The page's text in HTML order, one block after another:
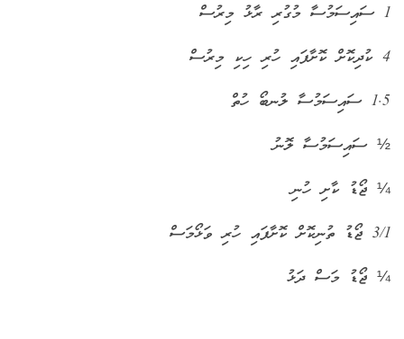
1 ސައިސަމުސާ މުގުރި ރާޅު މިރުސް
4 ކުދިކޮށް ކޮށާފައި ހުރި ހިކި މިރުސް
1.5 ސައިސަމުސާ ލުނބޯ ހުތް
½ ސައިސަމުސާ ލޮނު
¼ ޖޯޑު ކާށި ހުނި
3/1 ޖޯޑު ތުނިކޮށް ކޮށާފައި ހުރި ވަޅޯމަސް
¼ ޖޯޑު މަސް ދަޅު